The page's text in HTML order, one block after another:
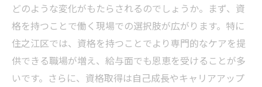
どのような変化がもたらされるのでしょうか。まず、資
格を持つことで働く現場での選択肢が広がります。特に
住之江区では、資格を持つことでより専門的なケアを提
供できる職場が増え、給与面でも恩恵を受けることが多
いです。さらに、資格取得は自己成長やキャリアアップ